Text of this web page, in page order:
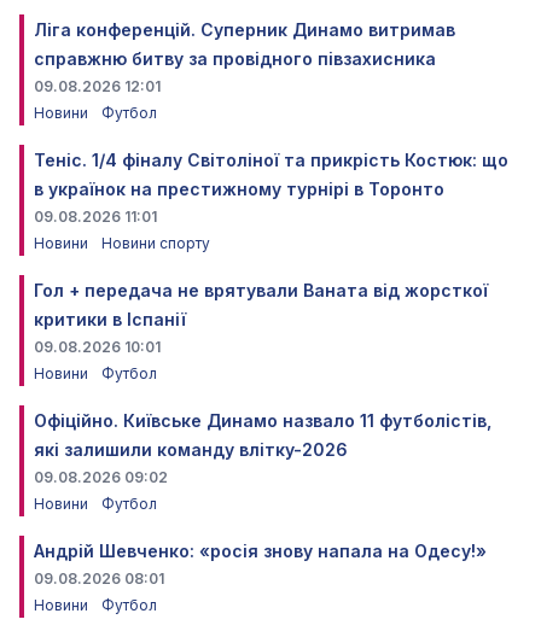
Ліга конференцій. Суперник Динамо витримав
справжню битву за провідного півзахисника
09.08.2026 12:01
Новини
Футбол
Теніс. 1/4 фіналу Світоліної та прикрість Костюк: що
в українок на престижному турнірі в Торонто
09.08.2026 11:01
Новини
Новини спорту
Гол + передача не врятували Ваната від жорсткої
критики в Іспанії
09.08.2026 10:01
Новини
Футбол
Офіційно. Київське Динамо назвало 11 футболістів,
які залишили команду влітку-2026
09.08.2026 09:02
Новини
Футбол
Андрій Шевченко: «росія знову напала на Одесу!»
09.08.2026 08:01
Новини
Футбол